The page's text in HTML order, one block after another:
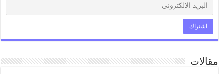
مقالات